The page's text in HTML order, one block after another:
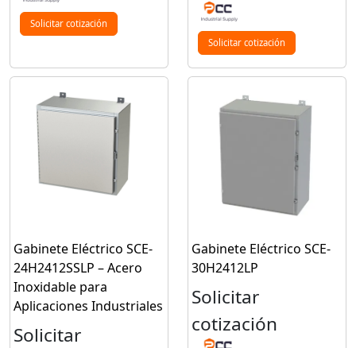
Solicitar cotización
Solicitar cotización
Gabinete Eléctrico SCE-
24H2412SSLP – Acero
Inoxidable para
Aplicaciones Industriales
Solicitar
Gabinete Eléctrico SCE-
30H2412LP
Solicitar
cotización